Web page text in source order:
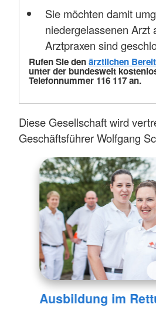
Sie möchten damit
niedergelassenen Arzt
Arztpraxen sind
Rufen Sie denärztlichen
unter der bundesweit
Telefonnummer 116 117 an.
Diese Gesellschaft wird
Geschäftsführer Wolfgang
Ausbildung im